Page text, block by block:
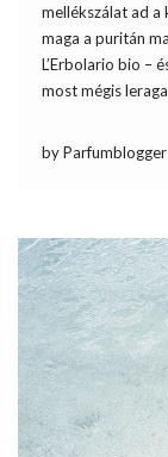
mellékszálat ad a
maga a puritán
L’Erbolario bio –
most mégis
by Parfumblogger